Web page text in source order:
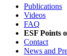
Pub­li­ca­tions
Videos
FAQ
ESF Points
Con­tact
News and